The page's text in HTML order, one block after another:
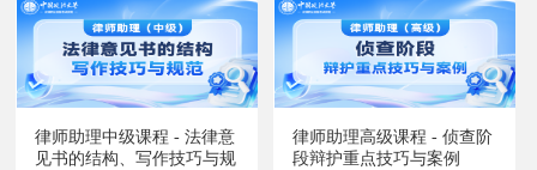
律师助理中级课程 - 法律意
见书的结构、写作技巧与规
律师助理高级课程 - 侦查阶
段辩护重点技巧与案例